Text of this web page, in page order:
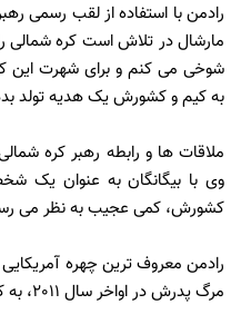
رادمن با استفاده از لقب رسمی
مارشال در تلاش است کره شمالی
شوخی می کنم و برای شهرت این
به کیم و کشورش یک هدیه تولد
ملاقات ها و رابطه رهبر کره
وی با بیگانگان به عنوان یک
کشورش، کمی عجیب به نظر می
رادمن معروف ترین چهره
مرگ پدرش در اواخر سال 2011، به کره شمالی سفر کرده است.